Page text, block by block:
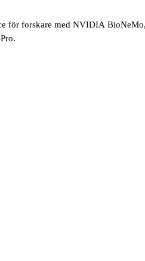
för forskare med NVIDIA